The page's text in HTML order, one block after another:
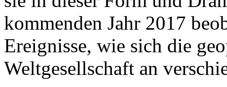
kommenden Jahr 2017
Ereignisse, wie sich die
Weltgesellschaft an